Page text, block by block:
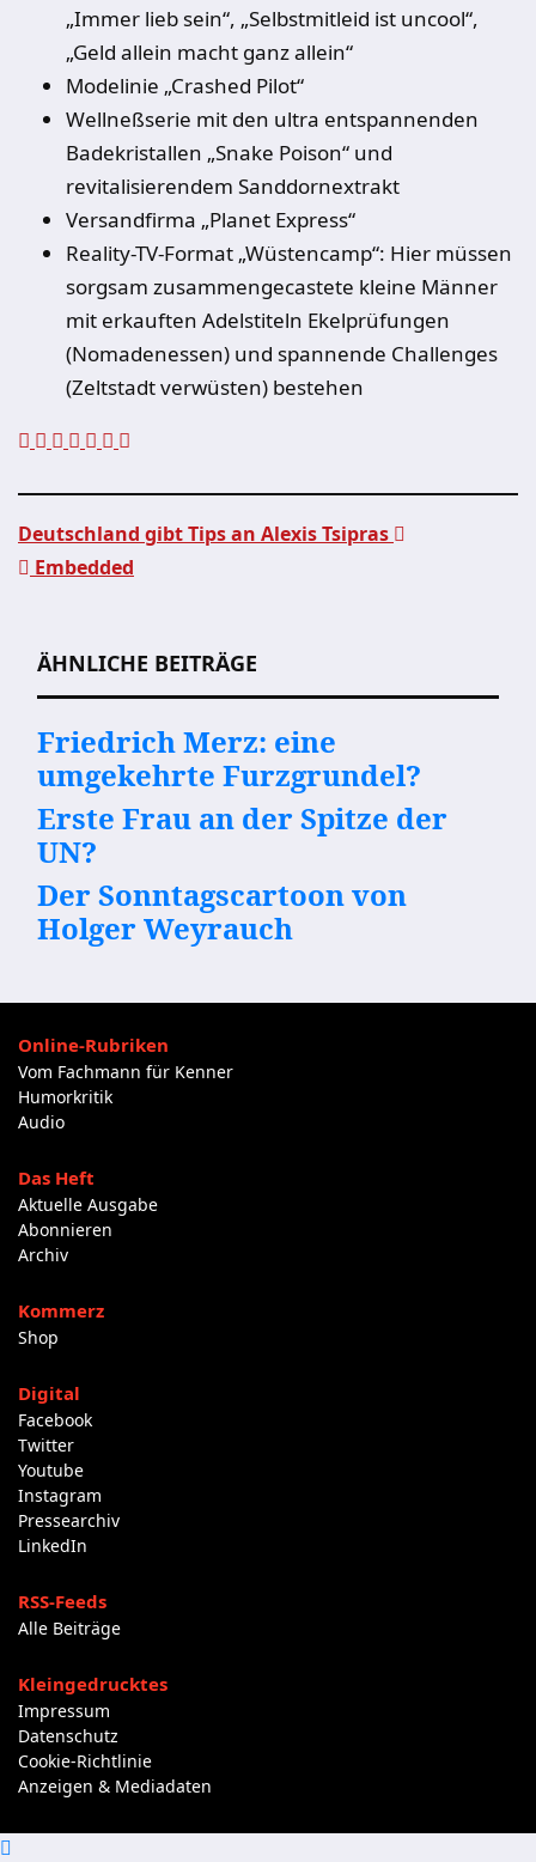
„Immer lieb sein“, „Selbstmitleid ist uncool“,
„Geld allein macht ganz allein“
Modelinie „Crashed Pilot“
Wellneßserie mit den ultra entspannenden
Badekristallen „Snake Poison“ und
revitalisierendem Sanddornextrakt
Versandfirma „Planet Express“
Reality-TV-Format „Wüstencamp“: Hier müssen
sorgsam zusammengecastete kleine Männer
mit erkauften Adelstiteln Ekelprüfungen
(Nomadenessen) und spannende Challenges
(Zeltstadt verwüsten) bestehen
Deutschland gibt Tips an Alexis Tsipras
Embedded
ÄHNLICHE BEITRÄGE
Friedrich Merz: eine
umgekehrte Furzgrundel?
Erste Frau an der Spitze der
UN?
Der Sonntagscartoon von
Holger Weyrauch
Online-Rubriken
Vom Fachmann für Kenner
Humorkritik
Audio
Das Heft
Aktuelle Ausgabe
Abonnieren
Archiv
Kommerz
Shop
Digital
Facebook
Twitter
Youtube
Instagram
Pressearchiv
LinkedIn
RSS-Feeds
Alle Beiträge
Kleingedrucktes
Impressum
Datenschutz
Cookie-Richtlinie
Anzeigen & Mediadaten